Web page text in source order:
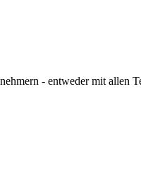
- entweder mit allen